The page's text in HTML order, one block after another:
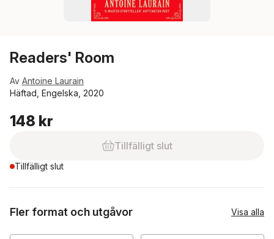
Readers' Room
Av Antoine Laurain
Häftad, Engelska, 2020
148 kr
Tillfälligt slut
Tillfälligt slut
Fler format och utgåvor Visa alla